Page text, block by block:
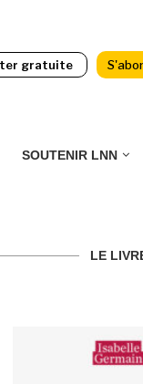
gratuite
SOUTENIR LNN
LE